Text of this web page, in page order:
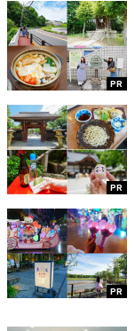
PR
PR
PR